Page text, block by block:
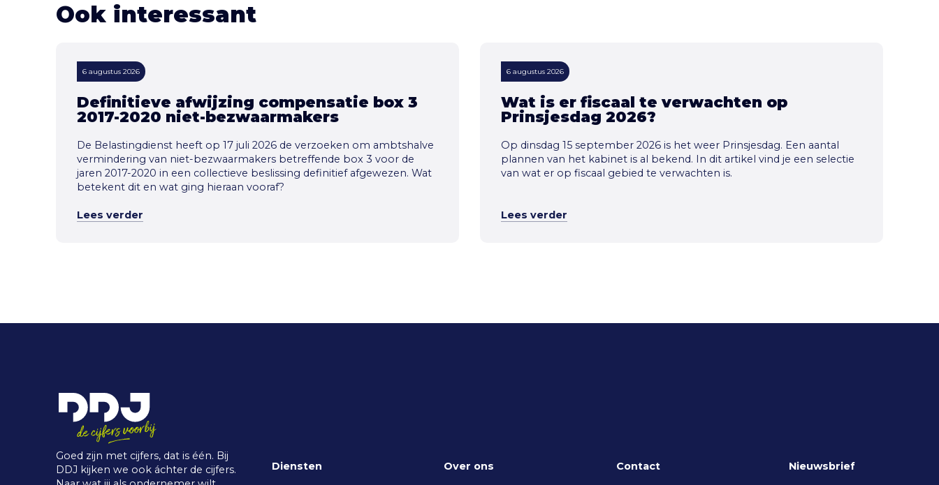
Ook interessant
6 augustus 2026
Definitieve afwijzing compensatie box 3
2017-2020 niet-bezwaarmakers
De Belastingdienst heeft op 17 juli 2026 de verzoeken om ambtshalve
vermindering van niet-bezwaarmakers betreffende box 3 voor de
jaren 2017-2020 in een collectieve beslissing definitief afgewezen. Wat
betekent dit en wat ging hieraan vooraf?
Lees verder
6 augustus 2026
Wat is er fiscaal te verwachten op
Prinsjesdag 2026?
Op dinsdag 15 september 2026 is het weer Prinsjesdag. Een aantal
plannen van het kabinet is al bekend. In dit artikel vind je een selectie
van wat er op fiscaal gebied te verwachten is.
Lees verder
Goed zijn met cijfers, dat is één. Bij
DDJ kijken we ook áchter de cijfers.
Diensten Over ons Contact Nieuwsbrief